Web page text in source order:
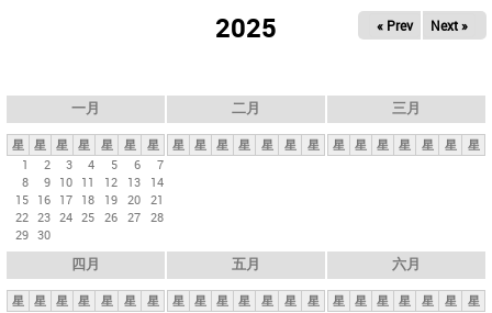
2025 « Prev Next »
一月
星 星 星 星 星 星
星
1
2 3 4 5 6
7
8
9 10 11 12 13
14
15 16 17 18 19 20 21
22 23 24 25 26 27 28
29 30
二月
星 星 星 星 星 星 星
三月
星 星 星 星 星 星 星
四月
星 星 星 星 星 星 星
五月
星 星 星 星 星 星 星
六月
星 星 星 星 星 星 星